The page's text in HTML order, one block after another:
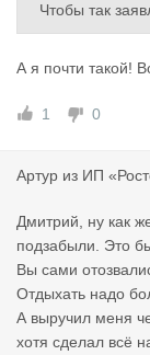
Чтобы так
ристально
сто кинули
рое время,
А я почти такой!
1 0
Артур из ИП
Дмитрий, ну как
подзабыли. Это
Вы сами
Отдыхать надо
А выручил меня
хотя сделал всё